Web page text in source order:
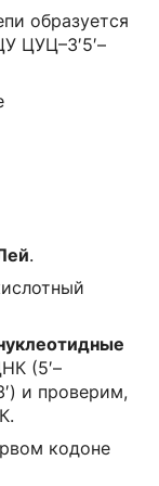
образуется
ЦУЦ–3′5′–
.
(5′–
и проверим,
кодоне